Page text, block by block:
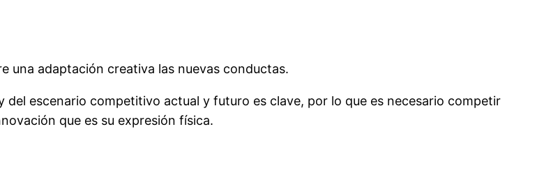
una adaptación creativa las nuevas conductas.
escenario competitivo actual y futuro es clave, por lo que es necesario competir
que es su expresión física.